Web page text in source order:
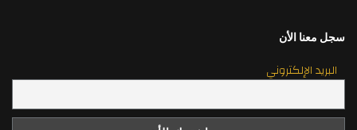
سجل معنا الأن
البريد الإلكتروني